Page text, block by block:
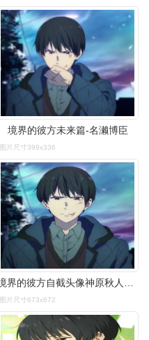
境界的彼方未来篇-名濑博臣
图片尺寸399x336
图片尺寸673x672